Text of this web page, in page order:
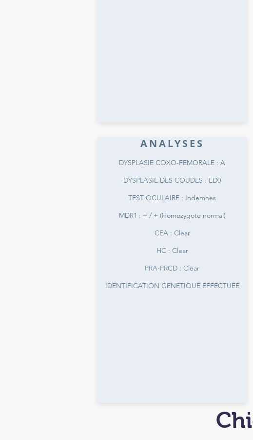
ANALYSES
DYSPLASIE COXO-FEMORALE : A
DYSPLASIE DES COUDES : ED0
TEST OCULAIRE : Indemnes
MDR1 : + / + (Homozygote normal)
CEA : Clear
HC : Clear
PRA-PRCD : Clear
IDENTIFICATION GENETIQUE EFFECTUEE